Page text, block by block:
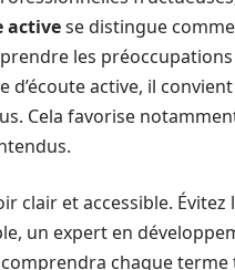
activese distingue
les
d’écoute active, il
Cela favorise
clair et accessible.
un expert en
chaque terme